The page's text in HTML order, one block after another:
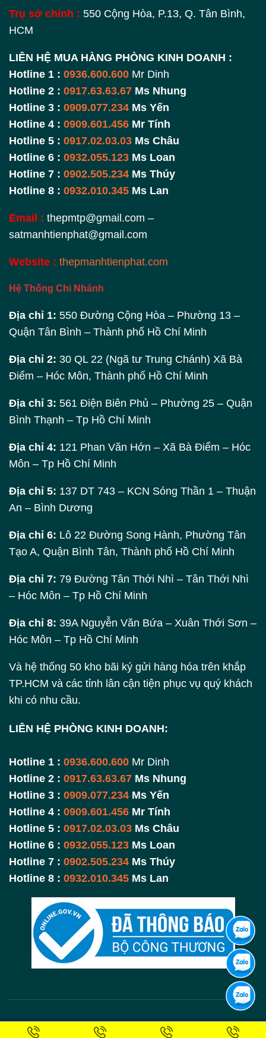
Trụ sở chính : 550 Cộng Hòa, P.13, Q. Tân Bình,
HCM
LIÊN HỆ MUA HÀNG PHÒNG KINH DOANH :
Hotline 1 : 0936.600.600 Mr Dinh
Hotline 2 : 0917.63.63.67 Ms Nhung
Hotline 3 : 0909.077.234 Ms Yến
Hotline 4 : 0909.601.456 Mr Tính
Hotline 5 : 0917.02.03.03 Ms Châu
Hotline 6 : 0932.055.123 Ms Loan
Hotline 7 : 0902.505.234 Ms Thúy
Hotline 8 : 0932.010.345 Ms Lan
Email : thepmtp@gmail.com –
satmanhtienphat@gmail.com
Website : thepmanhtienphat.com
Hệ Thống Chi Nhánh
Địa chỉ 1: 550 Đường Cộng Hòa – Phường 13 –
Quận Tân Bình – Thành phố Hồ Chí Minh
Địa chỉ 2: 30 QL 22 (Ngã tư Trung Chánh) Xã Bà
Điểm – Hóc Môn, Thành phố Hồ Chí Minh
Địa chỉ 3: 561 Điện Biên Phủ – Phường 25 – Quận
Bình Thạnh – Tp Hồ Chí Minh
Địa chỉ 4: 121 Phan Văn Hớn – Xã Bà Điểm – Hóc
Môn – Tp Hồ Chí Minh
Địa chỉ 5: 137 DT 743 – KCN Sóng Thần 1 – Thuận
An – Bình Dương
Địa chỉ 6: Lô 22 Đường Song Hành, Phường Tân
Tạo A, Quận Bình Tân, Thành phố Hồ Chí Minh
Địa chỉ 7: 79 Đường Tân Thới Nhì – Tân Thới Nhì
– Hóc Môn – Tp Hồ Chí Minh
Địa chỉ 8: 39A Nguyễn Văn Bứa – Xuân Thới Sơn –
Hóc Môn – Tp Hồ Chí Minh
Và hệ thống 50 kho bãi ký gửi hàng hóa trên khắp
TP.HCM và các tỉnh lân cận tiện phục vụ quý khách
khi có nhu cầu.
LIÊN HỆ PHÒNG KINH DOANH:
Hotline 1 : 0936.600.600 Mr Dinh
Hotline 2 : 0917.63.63.67 Ms Nhung
Hotline 3 : 0909.077.234 Ms Yến
Hotline 4 : 0909.601.456 Mr Tính
Hotline 5 : 0917.02.03.03 Ms Châu
Hotline 6 : 0932.055.123 Ms Loan
Hotline 7 : 0902.505.234 Ms Thúy
Hotline 8 : 0932.010.345 Ms Lan
Bản quyền thuộc Mạnh Tiến Phát.